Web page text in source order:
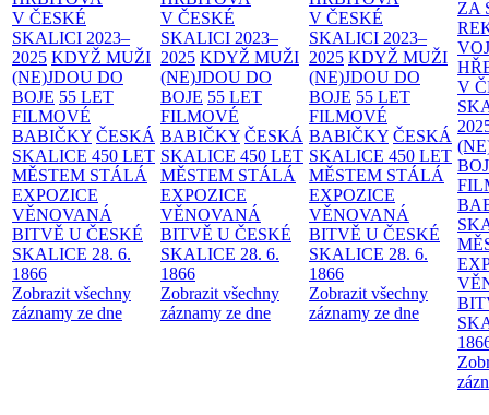
V ČESKÉ
SKALICI 2023–
2025 KDYŽ MUŽI
(NE)JDOU DO
BOJE 55 LET
FILMOVÉ
BABIČKY ČESKÁ
SKALICE 450 LET
MĚSTEM STÁLÁ
EXPOZICE
VĚNOVANÁ
BITVĚ U ČESKÉ
SKALICE 28. 6.
1866
Zobrazit všechny
záznamy ze dne
V ČESKÉ
SKALICI 2023–
2025 KDYŽ MUŽI
(NE)JDOU DO
BOJE 55 LET
FILMOVÉ
BABIČKY ČESKÁ
SKALICE 450 LET
MĚSTEM STÁLÁ
EXPOZICE
VĚNOVANÁ
BITVĚ U ČESKÉ
SKALICE 28. 6.
1866
Zobrazit všechny
záznamy ze dne
V ČESKÉ
SKALICI 2023–
2025 KDYŽ MUŽI
(NE)JDOU DO
BOJE 55 LET
FILMOVÉ
BABIČKY ČESKÁ
SKALICE 450 LET
MĚSTEM STÁLÁ
EXPOZICE
VĚNOVANÁ
BITVĚ U ČESKÉ
SKALICE 28. 6.
1866
Zobrazit všechny
záznamy ze dne
ZA
V